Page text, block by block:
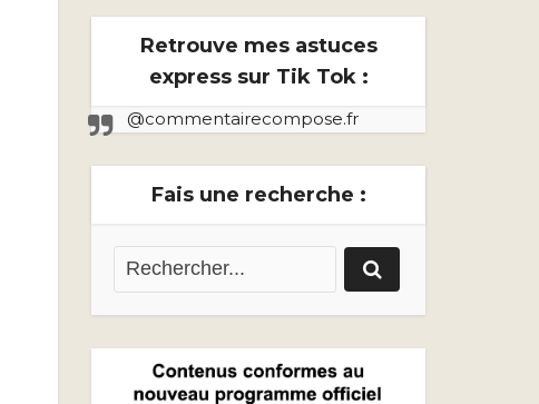
Retrouve mes astuces
express sur Tik Tok :
@commentairecompose.fr
Fais une recherche :